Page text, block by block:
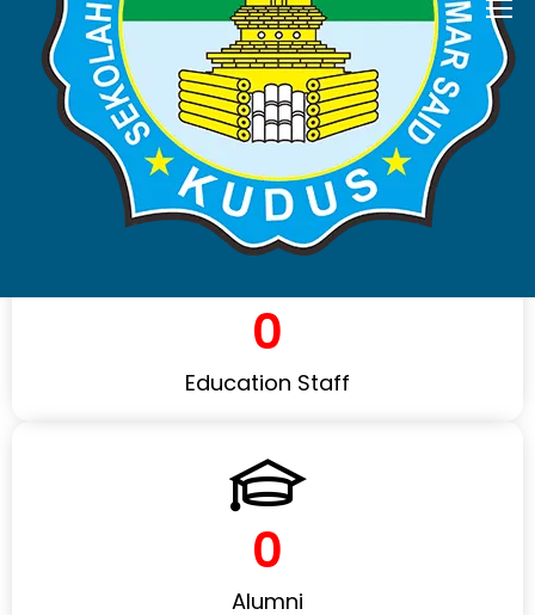
Peserta Didik 2026
0
Education Staff
0
Alumni
0